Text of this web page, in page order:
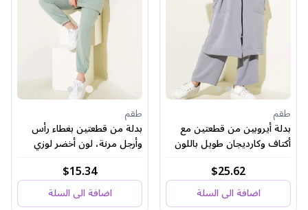
طقم
بدلة أيروبين من قطعتين مع
أكتاف وكارديجان طويل باللون
$25.62
اضافة الى السلة
طقم
بدلة من قطعتين بغطاء رأس
وأرجل مرنة، لون أخضر لوزي
$15.34
اضافة الى السلة